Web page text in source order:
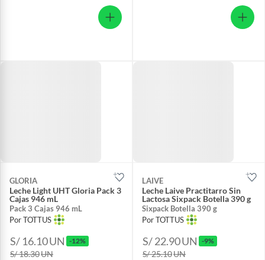
GLORIA
Leche Light UHT Gloria Pack 3
Cajas 946 mL
Pack 3 Cajas 946 mL
Por TOTTUS
S/ 16.10UN -12%
S/ 18.30UN
LAIVE
Leche Laive Practitarro Sin
Lactosa Sixpack Botella 390 g
Sixpack Botella 390 g
Por TOTTUS
S/ 22.90UN -9%
S/ 25.10UN